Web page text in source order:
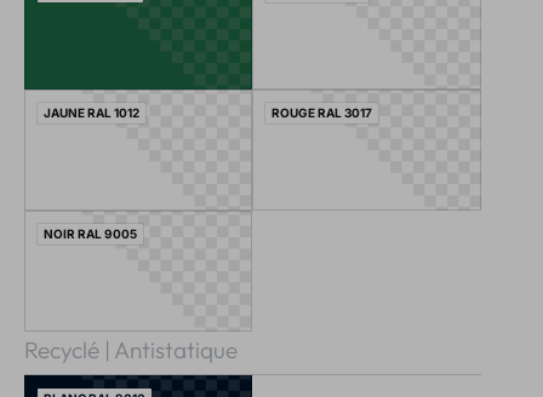
JAUNE RAL 1012 ROUGE RAL 3017
NOIR RAL 9005
Recyclé | Antistatique